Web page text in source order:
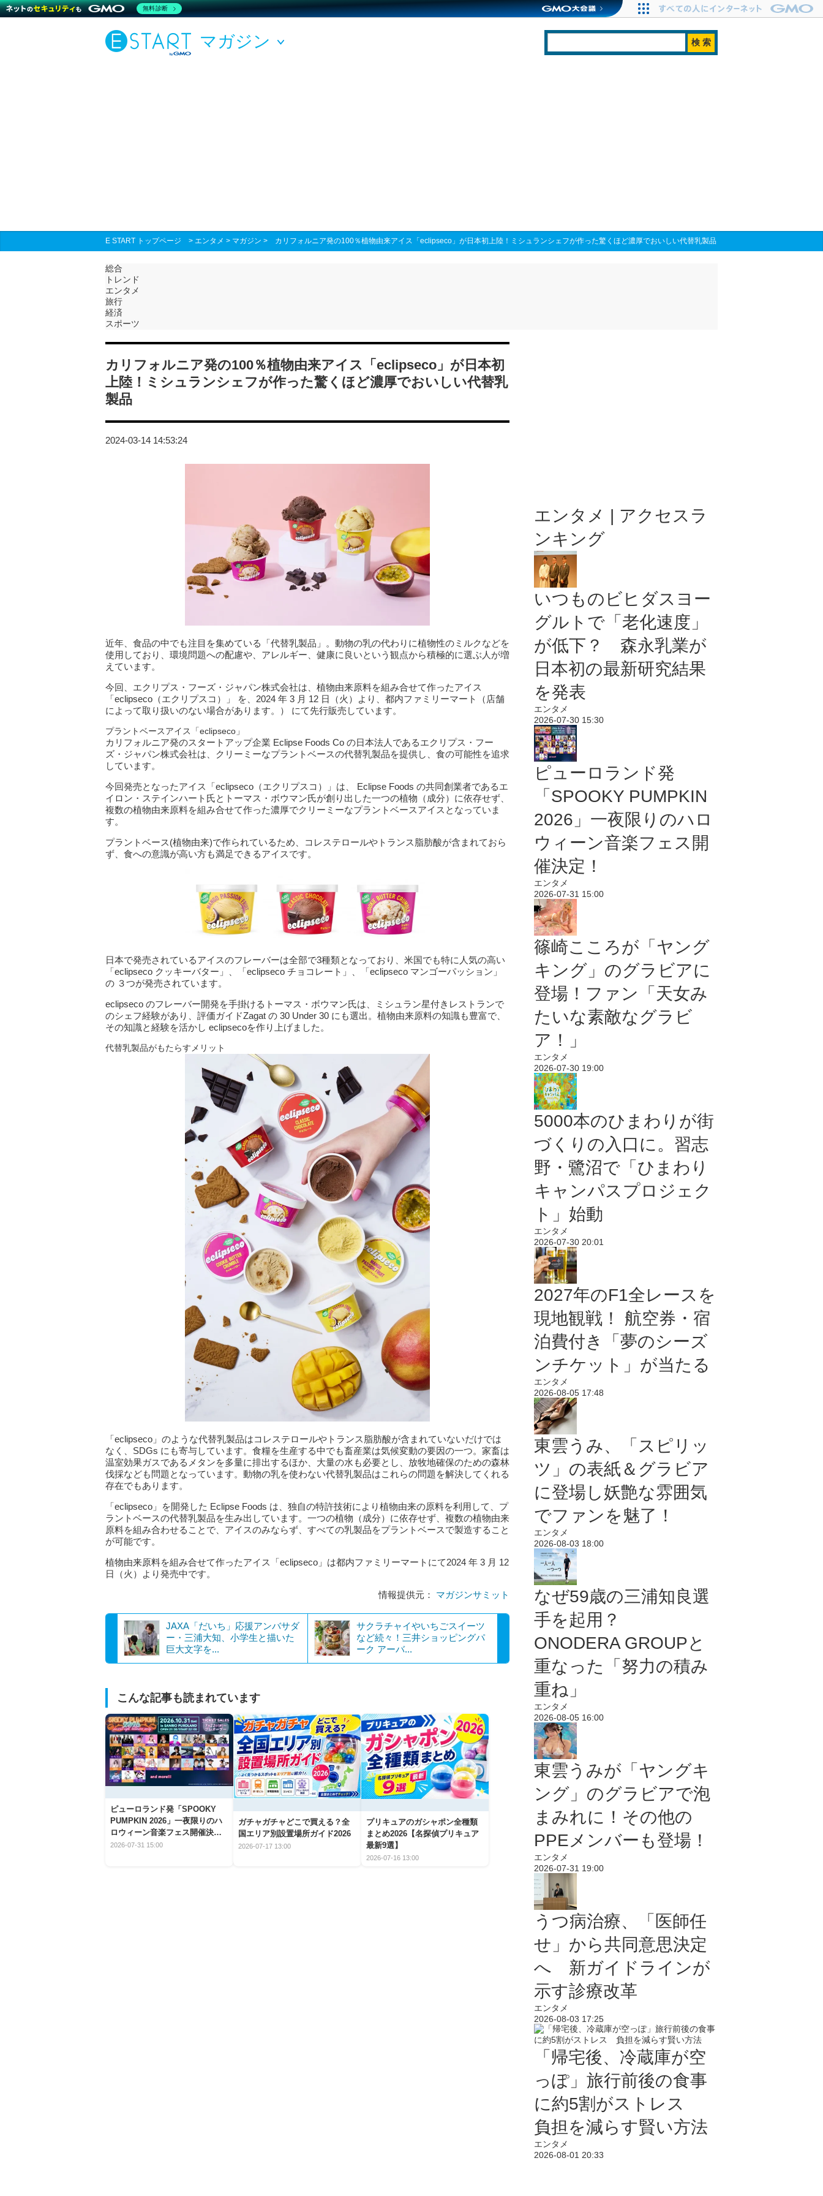
マガジン
E START トップページ > エンタメ > マガジン > カリフォルニア発の100％植物由来アイス「eclipseco」が⽇本初上陸！ミシュランシェフが作った驚くほど濃厚でおいしい代替乳製品
総合
トレンド
エンタメ
旅行
経済
スポーツ
カリフォルニア発の100％植物由来アイス「eclipseco」が⽇本初
上陸！ミシュランシェフが作った驚くほど濃厚でおいしい代替乳
製品
2024-03-14 14:53:24
近年、食品の中でも注目を集めている「代替乳製品」。動物の乳の代わりに植物性のミルクなどを
使用しており、環境問題への配慮や、アレルギー、健康に良いという観点から積極的に選ぶ人が増
えています。
今回、エクリプス・フーズ・ジャパン株式会社は、植物由来原料を組み合せて作ったアイス
「eclipseco（エクリプスコ）」 を、2024 年 3 ⽉ 12 ⽇（⽕）より、都内ファミリーマート（店舗
によって取り扱いのない場合があります。） にて先⾏販売しています。
プラントベースアイス「eclipseco」
カリフォルニア発のスタートアップ企業 Eclipse Foods Co の⽇本法⼈であるエクリプス・フー
ズ・ジャパン株式会社は、クリーミーなプラントベースの代替乳製品を提供し、⾷の可能性を追求
しています。
今回発売となったアイス「eclipseco（エクリプスコ）」は、 Eclipse Foods の共同創業者であるエ
イロン・ステインハート氏とトーマス・ボウマン氏が創り出した⼀つの植物（成分）に依存せず、
複数の植物由来原料を組み合せて作った濃厚でクリーミーなプラントベースアイスとなっていま
す。
プラントベース(植物由来)で作られているため、コレステロールやトランス脂肪酸が含まれておら
ず、⾷への意識が⾼い方も満⾜できるアイスです。
日本で発売されているアイスのフレーバーは全部で3種類となっており、⽶国でも特に⼈気の⾼い
「eclipseco クッキーバター」、「eclipseco チョコレート」、「eclipseco マンゴーパッション」
の ３つが発売されています。
eclipseco のフレーバー開発を手掛けるトーマス・ボウマン氏は、ミシュラン星付きレストランで
のシェフ経験があり、評価ガイドZagat の 30 Under 30 にも選出。植物由来原料の知識も豊富で、
その知識と経験を活かし eclipsecoを作り上げました。
代替乳製品がもたらすメリット
「eclipseco」のような代替乳製品はコレステロールやトランス脂肪酸が含まれていないだけでは
なく、SDGs にも寄与しています。⾷糧を⽣産する中でも畜産業は気候変動の要因の⼀つ。家畜は
温室効果ガスであるメタンを多量に排出するほか、⼤量の⽔も必要とし、放牧地確保のための森林
伐採なども問題となっています。動物の乳を使わない代替乳製品はこれらの問題を解決してくれる
存在でもあります。
「eclipseco」を開発した Eclipse Foods は、独⾃の特許技術により植物由来の原料を利⽤して、プ
ラントベースの代替乳製品を⽣み出しています。⼀つの植物（成分）に依存せず、複数の植物由来
原料を組み合わせることで、アイスのみならず、すべての乳製品をプラントベースで製造すること
が可能です。
植物由来原料を組み合せて作ったアイス「eclipseco」は都内ファミリーマートにて2024 年 3 ⽉ 12
⽇（⽕）より発売中です。
情報提供元： マガジンサミット
JAXA「だいち」応援アンバサダ
ー・三浦大知、小学生と描いた
巨大文字を...
サクラチャイやいちごスイーツ
など続々！三井ショッピングパ
ーク アーバ...
こんな記事も読まれています
ピューロランド発「SPOOKY
PUMPKIN 2026」一夜限りのハ
ロウィーン音楽フェス開催決
定！
2026-07-31 15:00
ガチャガチャどこで買える？全
国エリア別設置場所ガイド2026
2026-07-17 13:00
プリキュアのガシャポン全種類
まとめ2026【名探偵プリキュア
最新9選】
2026-07-16 13:00
エンタメ | アクセスラ
ンキング
いつものビヒダスヨー
グルトで「老化速度」
が低下？ 森永乳業が
日本初の最新研究結果
を発表
エンタメ
2026-07-30 15:30
ピューロランド発
「SPOOKY PUMPKIN
2026」一夜限りのハロ
ウィーン音楽フェス開
催決定！
エンタメ
2026-07-31 15:00
篠崎こころが「ヤング
キング」のグラビアに
登場！ファン「天女み
たいな素敵なグラビ
ア！」
エンタメ
2026-07-30 19:00
5000本のひまわりが街
づくりの入口に。習志
野・鷺沼で「ひまわり
キャンパスプロジェク
ト」始動
エンタメ
2026-07-30 20:01
2027年のF1全レースを
現地観戦！ 航空券・宿
泊費付き「夢のシーズ
ンチケット」が当たる
エンタメ
2026-08-05 17:48
東雲うみ、「スピリッ
ツ」の表紙＆グラビア
に登場し妖艶な雰囲気
でファンを魅了！
エンタメ
2026-08-03 18:00
なぜ59歳の三浦知良選
手を起用？
ONODERA GROUPと
重なった「努力の積み
重ね」
エンタメ
2026-08-05 16:00
東雲うみが「ヤングキ
ング」のグラビアで泡
まみれに！その他の
PPEメンバーも登場！
エンタメ
2026-07-31 19:00
うつ病治療、「医師任
せ」から共同意思決定
へ 新ガイドラインが
示す診療改革
エンタメ
2026-08-03 17:25
「帰宅後、冷蔵庫が空
っぽ」旅行前後の食事
に約5割がストレス
負担を減らす賢い方法
エンタメ
2026-08-01 20:33
無料診断